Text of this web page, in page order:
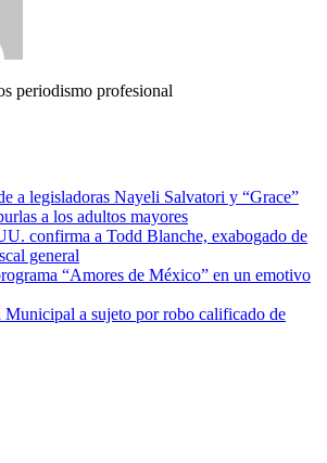
periodismo profesional
a legisladoras Nayeli Salvatori y “Grace”
a los adultos mayores
confirma a Todd Blanche, exabogado de
general
“Amores de México” en un emotivo
Municipal a sujeto por robo calificado de